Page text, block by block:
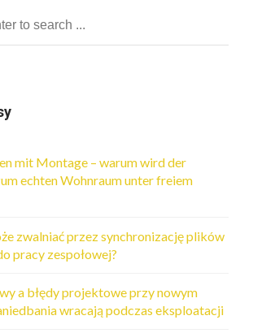
mit Montage – warum wird der
echten Wohnraum unter freiem
zwalniać przez synchronizację plików
pracy zespołowej?
a błędy projektowe przy nowym
wracają podczas eksploatacji